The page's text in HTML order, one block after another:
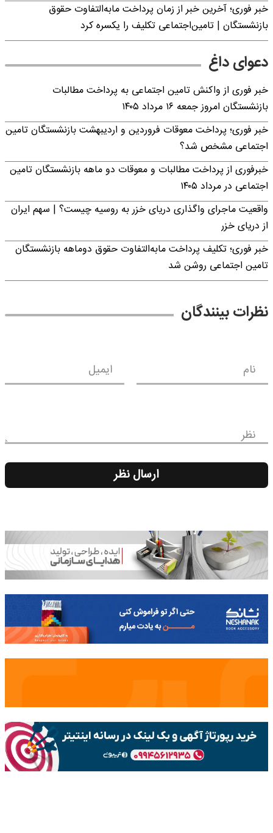
خبر فوری؛ آخرین خبر از زمان پرداخت مابه‌التفاوت حقوق
بازنشستگان | تامین‌اجتماعی تکلیف را یکسره کرد
دعوای داغ
خبر فوری از واکنش تامین اجتماعی به پرداخت مطالبات
بازنشستگان امروز جمعه ۱۶ مرداد ۱۴۰۵
خبر فوری؛ پرداخت معوقات فروردین و اردیبهشت بازنشستگان تامین
اجتماعی مشخص شد؟
خبرفوری از پرداخت مطالبات و معوقات دو ماهه بازنشستگان تامین
اجتماعی در مرداد ۱۴۰۵
واقعیت ماجرای واگذاری دریای خزر به روسیه چیست؟ | سهم ایران
از دریای خزر
خبر فوری؛ تکلیف پرداخت مابه‌التفاوت حقوق دوماهه بازنشستگان
تامین اجتماعی روشن شد
نظرات بینندگان
نام ایمیل
نظر
ارسال نظر